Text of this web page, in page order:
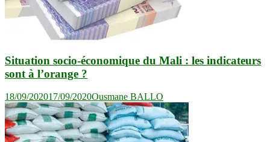
Situation socio-économique du Mali : les indicateurs
sont à l’orange ?
18/09/202017/09/2020Ousmane BALLO